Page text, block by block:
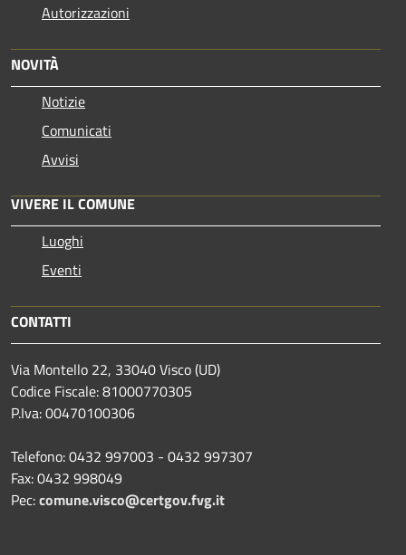
Autorizzazioni
NOVITÀ
Notizie
Comunicati
Avvisi
VIVERE IL COMUNE
Luoghi
Eventi
CONTATTI
Via Montello 22, 33040 Visco (UD)
Codice Fiscale: 81000770305
P.Iva: 00470100306
Telefono: 0432 997003 - 0432 997307
Fax: 0432 998049
Pec:comune.visco@certgov.fvg.it